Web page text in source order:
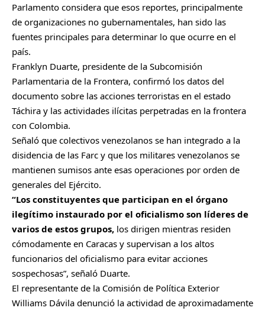
Parlamento considera que esos reportes, principalmente
de organizaciones no gubernamentales, han sido las
fuentes principales para determinar lo que ocurre en el
país.
Franklyn Duarte, presidente de la Subcomisión
Parlamentaria de la Frontera, confirmó los datos del
documento sobre las acciones terroristas en el estado
Táchira y las actividades ilícitas perpetradas en la frontera
con Colombia.
Señaló que colectivos venezolanos se han integrado a la
disidencia de las Farc y que los militares venezolanos se
mantienen sumisos ante esas operaciones por orden de
generales del Ejército.
“Los constituyentes que participan en el órgano
ilegítimo instaurado por el oficialismo son líderes de
varios de estos grupos, los dirigen mientras residen
cómodamente en Caracas y supervisan a los altos
funcionarios del oficialismo para evitar acciones
sospechosas”, señaló Duarte.
El representante de la Comisión de Política Exterior
Williams Dávila denunció la actividad de aproximadamente